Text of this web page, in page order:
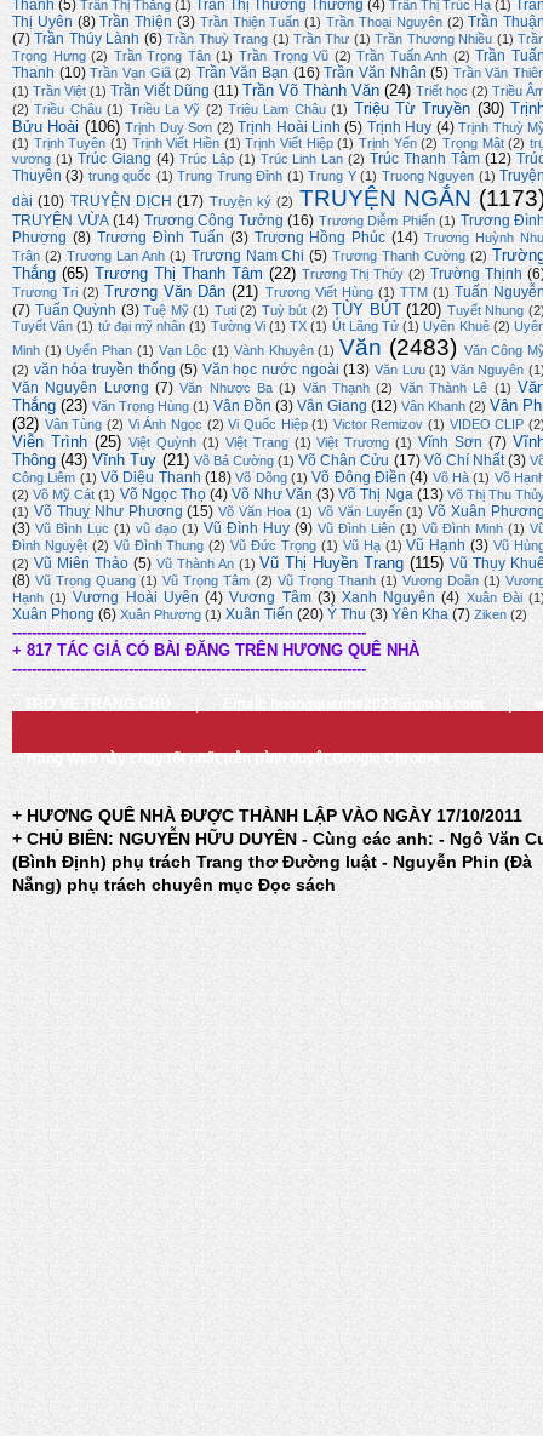
Thanh (5) Trần Thị Thắng (1) Trần Thị Thương Thương (4) Trần Thị Trúc Hạ (1)
Thị Uyên (8) Trần Thiện (3) Trần Thiện Tuấn (1) Trần Thoại Nguyên (2) Trần
(7) Trần Thúy Lành (6) Trần Thuỳ Trang (1) Trần Thư (1) Trần Thương Nhiều (1)
Trọng Hưng (2) Trần Trọng Tân (1) Trần Trọng Vũ (2) Trần Tuấn Anh (2) Trần
Thanh (10) Trần Vạn Giã (2) Trần Văn Bạn (16) Trần Văn Nhân (5) Trần Văn
(1) Trần Việt (1) Trần Viết Dũng (11) Trần Võ Thành Văn (24) Triết học (2) Triều
(2) Triều Châu (1) Triều La Vỹ (2) Triệu Lam Châu (1) Triệu Từ Truyền (30)
Bửu Hoài (106) Trịnh Duy Sơn (2) Trịnh Hoài Linh (5) Trịnh Huy (4) Trịnh Thuỳ
(1) Trịnh Tuyên (1) Trịnh Viết Hiền (1) Trịnh Viết Hiệp (1) Trịnh Yến (2) Trọng Mật (2)
vương (1) Trúc Giang (4) Trúc Lập (1) Trúc Linh Lan (2) Trúc Thanh Tâm (12)
Thuyên (3) trung quốc (1) Trung Trung Đỉnh (1) Trung Y (1) Truong Nguyen (1)
dài (10) TRUYỆN DỊCH (17) Truyện ký (2) TRUYỆN NGẮN
TRUYỆN VỪA (14) Trương Công Tưởng (16) Trương Diễm Phiến (1) Trương
Phượng (8) Trương Đình Tuấn (3) Trương Hồng Phúc (14) Trương Huỳnh
Trân (2) Trương Lan Anh (1) Trương Nam Chi (5) Trương Thanh Cường (2)
Thắng (65) Trương Thị Thanh Tâm (22) Trương Thị Thúy (2) Trường Thịnh
Trương Tri (2) Trương Văn Dân (21) Trương Viết Hùng (1) TTM (1) Tuấn
(7) Tuấn Quỳnh (3) Tuệ Mỹ (1) Tuti (2) Tuỳ bút (2) TÙY BÚT (120) Tuyết Nhung
Tuyết Vân (1) tứ đại mỹ nhân (1) Tường Vi (1) TX (1) Út Lãng Tử (1) Uyên Khuê (2)
Minh (1) Uyển Phan (1) Vạn Lộc (1) Vành Khuyên (1) Văn (2483) Văn Công
(2) văn hóa truyền thống (5) Văn học nước ngoài (13) Văn Lưu (1) Văn Nguyên
Văn Nguyên Lương (7) Văn Nhược Ba (1) Văn Thạnh (2) Văn Thành Lê (1)
Thắng (23) Văn Trọng Hùng (1) Vân Đồn (3) Vân Giang (12) Vân Khanh (2) Vân
(32) Vân Tùng (2) Vi Ánh Ngọc (2) Vi Quốc Hiệp (1) Victor Remizov (1) VIDEO CLIP
Viễn Trình (25) Việt Quỳnh (1) Việt Trang (1) Việt Trương (1) Vĩnh Sơn (7)
Thông (43) Vĩnh Tuy (21) Võ Bá Cường (1) Võ Chân Cửu (17) Võ Chí Nhất (3)
Công Liêm (1) Võ Diệu Thanh (18) Võ Dõng (1) Võ Đông Điền (4) Võ Hà (1) Võ
(2) Võ Mỹ Cát (1) Võ Ngọc Thọ (4) Võ Như Văn (3) Võ Thị Nga (13) Võ Thị Thu
(1) Võ Thuỵ Như Phương (15) Võ Văn Hoa (1) Võ Văn Luyến (1) Võ Xuân
(3) Vũ Bình Lục (1) vũ đạo (1) Vũ Đình Huy (9) Vũ Đình Liên (1) Vũ Đình Minh (1)
Đình Nguyệt (2) Vũ Đình Thung (2) Vũ Đức Trọng (1) Vũ Hạ (1) Vũ Hạnh (3) Vũ
(2) Vũ Miên Thảo (5) Vũ Thành An (1) Vũ Thị Huyền Trang (115) Vũ Thụy
(8) Vũ Trọng Quang (1) Vũ Trọng Tâm (2) Vũ Trọng Thanh (1) Vương Doãn (1)
Hạnh (1) Vương Hoài Uyên (4) Vương Tâm (3) Xanh Nguyên (4) Xuân Đài
Xuân Phong (6) Xuân Phương (1) Xuân Tiến (20) Ý Thu (3) Yên Kha (7) Ziken (2)
-------------------------------------------------------------------------
+ 817 TÁC GIẢ CÓ BÀI ĐĂNG TRÊN HƯƠNG QUÊ NHÀ
-------------------------------------------------------------------------
TRỞ VỀ TRANG CHỦ Email: huongquenha2023@gmail.com
Trang Web này chạy tốt nhất trên trình duyệt Google Chrome
+ HƯƠNG QUÊ NHÀ ĐƯỢC THÀNH LẬP VÀO NGÀY 17/10/2011
+ CHỦ BIÊN: NGUYỄN HỮU DUYÊN - Cùng các anh: - Ngô Văn
(Bình Định) phụ trách Trang thơ Đường luật - Nguyễn Phin (Đà
Nẵng) phụ trách chuyên mục Đọc sách